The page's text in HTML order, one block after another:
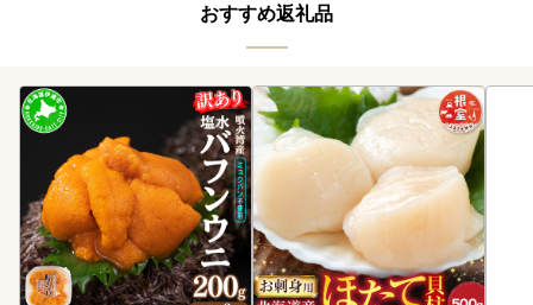
おすすめ返礼品